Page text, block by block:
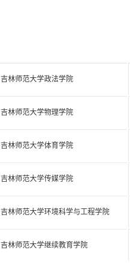
吉林师范大学政法学院
吉林师范大学物理学院
吉林师范大学体育学院
吉林师范大学传媒学院
吉林师范大学环境科学与工程学院
吉林师范大学继续教育学院